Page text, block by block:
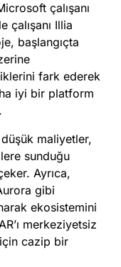
çalışanı
çalışanı Illia
başlangıçta
fark ederek
iyi bir platform
maliyetler,
sunduğu
Ayrıca,
gibi
ekosistemini
merkeziyetsiz
cazip bir